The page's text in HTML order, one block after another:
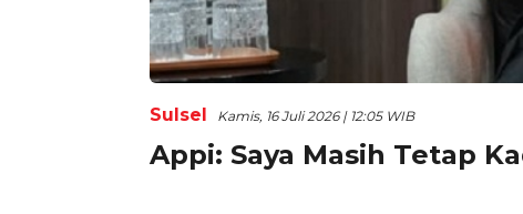
Sulsel Kamis, 16 Juli 2026 | 12:05 WIB
Appi: Saya Masih Tetap